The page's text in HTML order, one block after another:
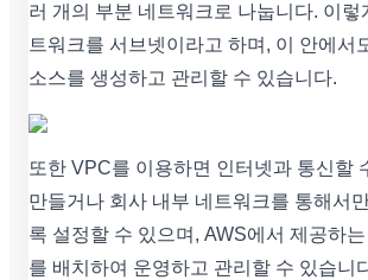
러 개의 부분 네트워크로 나눕니다. 이렇
트워크를 서브넷이라고 하며, 이 안에서
소스를 생성하고 관리할 수 있습니다.
또한 VPC를 이용하면 인터넷과 통신할
만들거나 회사 내부 네트워크를 통해서
록 설정할 수 있으며, AWS에서 제공하
를 배치하여 운영하고 관리할 수 있습니